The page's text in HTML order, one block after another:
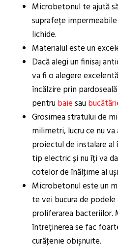
Microbetonul te ajută
suprafețe
lichide.
Materialul este un
Dacă alegi un finisaj
va fi o alegere
încălzire prin
pentrubaiesau
Grosimea stratului de
milimetri, lucru ce nu
proiectul de instalare al
tip electric și nu îți va
cotelor de înălţime al
Microbetonul este un
te vei bucura de podele
proliferarea bacteriilor.
întreținerea se fac
curăţenie obișnuite.